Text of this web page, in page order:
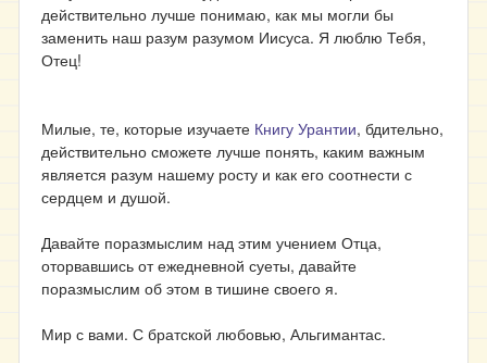
действительно лучше понимаю, как мы могли бы
заменить наш разум разумом Иисуса. Я люблю Тебя,
Отец!
Милые, те, которые изучаете Книгу Урантии, бдительно,
действительно сможете лучше понять, каким важным
является разум нашему росту и как его соотнести с
сердцем и душой.
Давайте поразмыслим над этим учением Отца,
оторвавшись от ежедневной суеты, давайте
поразмыслим об этом в тишине своего я.
Мир с вами. С братской любовью, Альгимантас.